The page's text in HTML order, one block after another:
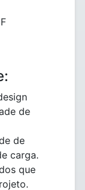
de
de
carga.
que